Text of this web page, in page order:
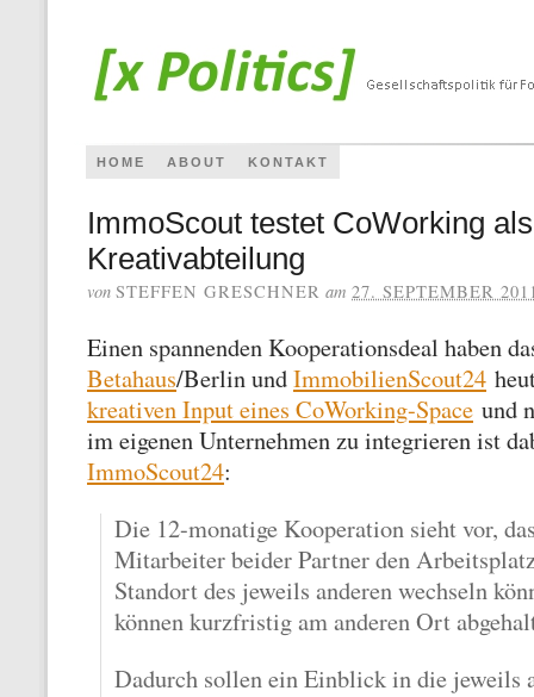
HOME ABOUT KONTAKT
ImmoScout testet CoWorking
Kreativabteilung
von STEFFEN GRESCHNER am 27. SEPTEMBER
Einen spannenden Kooperationsdeal haben
Betahaus/Berlin undImmobilienScout24
kreativen Input eines CoWorking-Space und
im eigenen Unternehmen zu integrieren ist
ImmoScout24:
Die 12-monatige Kooperation sieht vor,
Mitarbeiter beider Partner den
Standort des jeweils anderen wechseln
können kurzfristig am anderen Ort
Dadurch sollen ein Einblick in die jeweils